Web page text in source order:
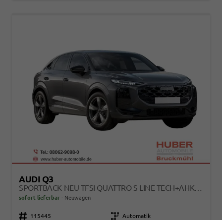
AUDI Q3
SPORTBACK NEU TFSI QUATTRO S LINE TECH+AHK+ALU19+LEDPLUS+KLIMAPLUS+EXTSCHWARZ
sofort lieferbar Neuwagen
Fahrzeugnr. 115445 Getriebe Automatik